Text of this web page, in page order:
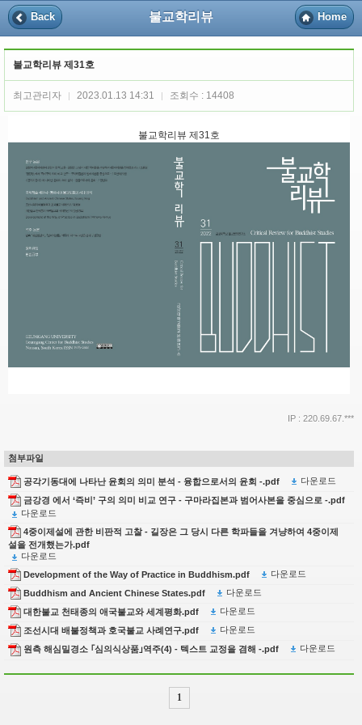
Back 불교학리뷰 Home
불교학리뷰 제31호
최고관리자 2023.01.13 14:31 조회수 : 14408
불교학리뷰 제31호
IP : 220.69.67.***
첨부파일
공각기동대에 나타난 윤회의 의미 분석 - 융합으로서의 윤회 -.pdf
다운로드
금강경 에서 ‘즉비’ 구의 의미 비교 연구 - 구마라집본과 범어사본을 중심으로 -.pdf
다운로드
4중이제설에 관한 비판적 고찰 - 길장은 그 당시 다른 학파들을 겨냥하여 4중이제
설을 전개했는가.pdf
다운로드
Development of the Way of Practice in Buddhism.pdf
다운로드
Buddhism and Ancient Chinese States.pdf
다운로드
대한불교 천태종의 애국불교와 세계평화.pdf
다운로드
조선시대 배불정책과 호국불교 사례연구.pdf
다운로드
원측 해심밀경소 ｢심의식상품｣역주(4) - 텍스트 교정을 겸해 -.pdf
다운로드
1